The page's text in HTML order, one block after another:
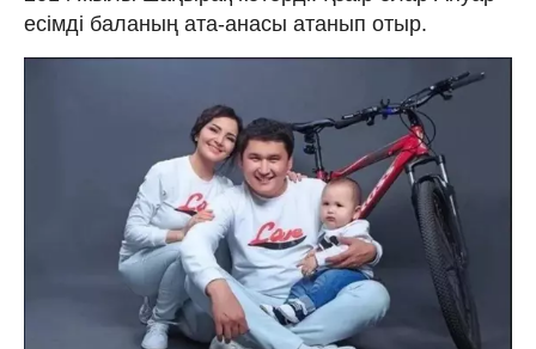
есімді баланың ата-анасы атанып отыр.